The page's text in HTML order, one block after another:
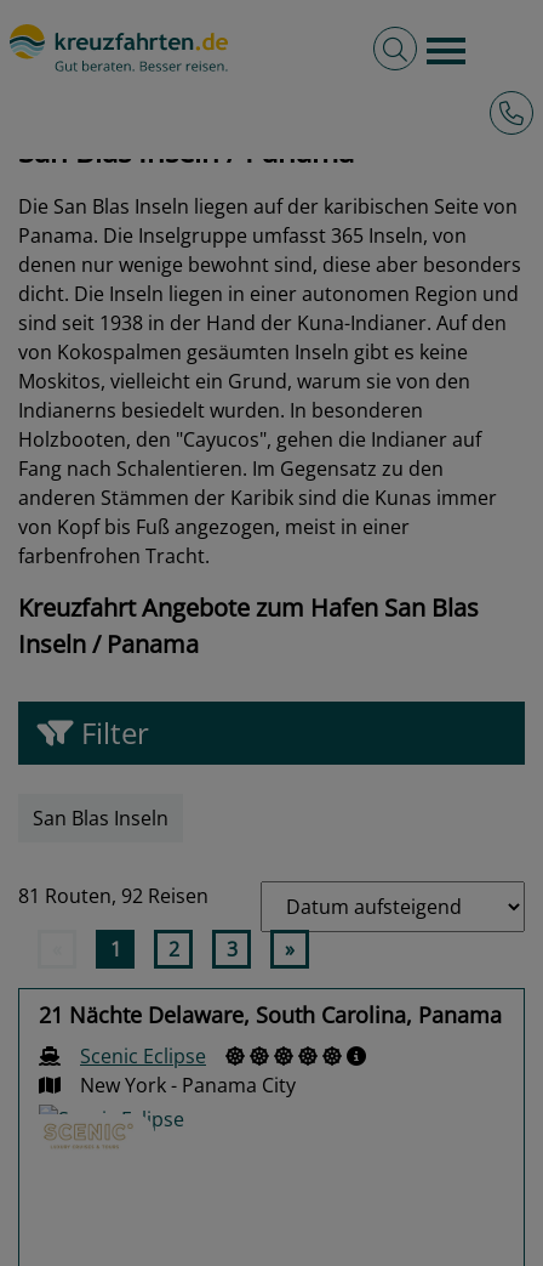
Burger
Volltextsuche
San Blas Inseln
San Blas Inseln / Panama
Die San Blas Inseln liegen auf der karibischen Seite von
Panama. Die Inselgruppe umfasst 365 Inseln, von
denen nur wenige bewohnt sind, diese aber besonders
dicht. Die Inseln liegen in einer autonomen Region und
sind seit 1938 in der Hand der Kuna-Indianer. Auf den
von Kokospalmen gesäumten Inseln gibt es keine
Moskitos, vielleicht ein Grund, warum sie von den
Indianerns besiedelt wurden. In besonderen
Holzbooten, den "Cayucos", gehen die Indianer auf
Fang nach Schalentieren. Im Gegensatz zu den
anderen Stämmen der Karibik sind die Kunas immer
von Kopf bis Fuß angezogen, meist in einer
farbenfrohen Tracht.
Kreuzfahrt Angebote zum Hafen San Blas
Inseln / Panama
Filter
San Blas Inseln
81 Routen, 92 Reisen
1 2 3 »
21 Nächte Delaware, South Carolina, Panama
Scenic Eclipse
New York - Panama City